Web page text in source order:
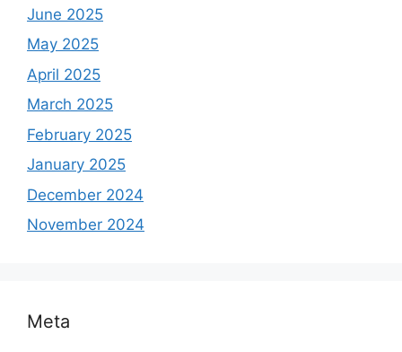
June 2025
May 2025
April 2025
March 2025
February 2025
January 2025
December 2024
November 2024
Meta